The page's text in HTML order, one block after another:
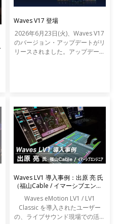
Waves V17 登場
2026年6月23日(火)、Waves V17
のバージョン・アップデートがリ
リースされました。アップデート
Waves LV1 導入事例：出原 亮 氏
（福山Cable / イマーシブエンジ
Waves eMotion LV1 / LV1
Classic を導入されたユーザー
の、ライブサウンド現場での活用